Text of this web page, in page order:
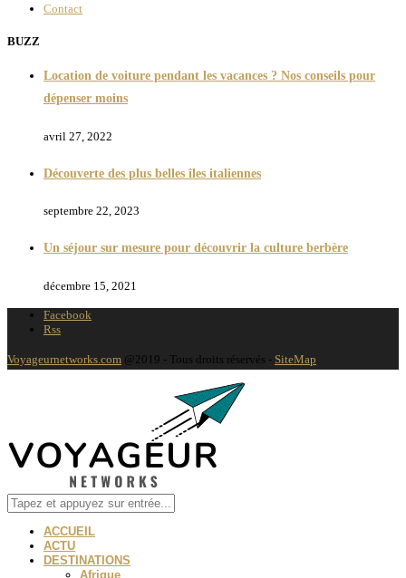
Contact
BUZZ
Location de voiture pendant les vacances ? Nos conseils pour
dépenser moins
avril 27, 2022
Découverte des plus belles îles italiennes
septembre 22, 2023
Un séjour sur mesure pour découvrir la culture berbère
décembre 15, 2021
Facebook
Rss
Voyageurnetworks.com @2019 - Tous droits réservés - SiteMap
ACCUEIL
ACTU
DESTINATIONS
Afrique